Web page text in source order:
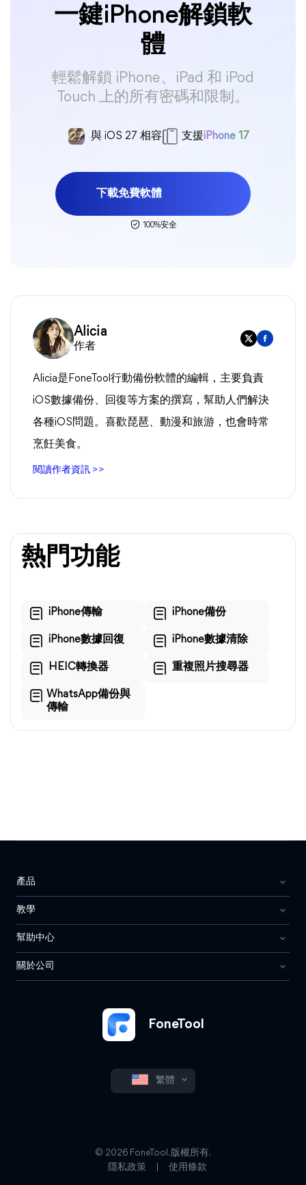
一鍵iPhone解鎖軟
體
輕鬆解鎖 iPhone、iPad 和 iPod
Touch 上的所有密碼和限制。
與 iOS 27 相容 支援iPhone 17
下載免費軟體
100%安全
Alicia
作者
Alicia是FoneTool行動備份軟體的編輯，主要負責
iOS數據備份、回復等方案的撰寫，幫助人們解決
各種iOS問題。喜歡琵琶、動漫和旅游，也會時常
烹飪美食。
閱讀作者資訊 >>
熱門功能
iPhone傳輸 iPhone備份
iPhone數據回復 iPhone數據清除
HEIC轉換器 重複照片搜尋器
WhatsApp備份與
傳輸
FoneTool
繁體
產品
教學
幫助中心
關於公司
© 2026 FoneTool. 版權所有.
隱私政策
使用條款